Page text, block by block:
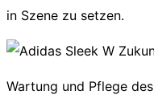
in Szene zu setzen.
Wartung und Pflege